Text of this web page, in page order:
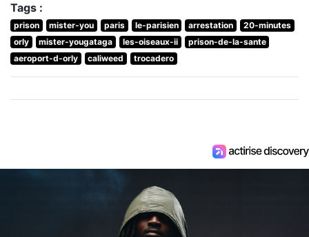
Tags :
prison mister-you paris le-parisien arrestation
20-minutes
orly
mister-yougataga les-oiseaux-ii
prison-de-la-sante
aeroport-d-orly
caliweed trocadero